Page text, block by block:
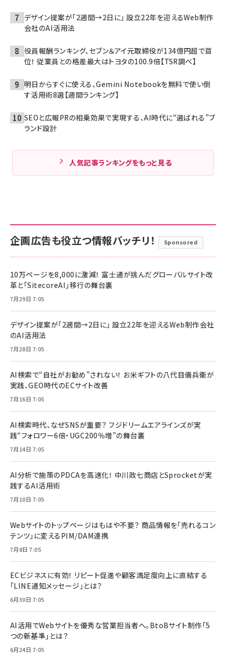
デザイン提案が「2週間→2日に」 設立22年を迎えるWeb制作
会社のAI活用法
役員報酬ランキング、セブン＆アイ元取締役が134億円超で首
位！ 従業員との格差最大はトヨタの100.9倍【TSR調べ】
明日からすぐに使える、Gemini Notebookを無料で使い倒
す活用術8選【週間ランキング】
SEOと広報PRの相乗効果で実現する、AI時代に“選ばれる”ブ
ランド設計
人気記事ランキングをもっと見る
企画広告も役立つ情報バッチリ！ Sponsored
10万ページを8,000に激減！ 富士通が挑んだグローバルサイト改
革と「SitecoreAI」移行の舞台裏
7月29日 7:05
デザイン提案が「2週間→2日に」 設立22年を迎えるWeb制作会社
のAI活用法
7月28日 7:05
AI検索で“自社がお勧め”されない！ お米ギフトの八代目儀兵衛が
実践、GEO時代のECサイト改善
7月16日 7:05
AI検索時代、なぜSNSが重要？ フジドリームエアラインズが実
践“フォロワー6倍・UGC200％増”の舞台裏
7月14日 7:05
AI分析で施策のPDCAを高速化！ 中川政七商店とSprocketが実
践するAI活用術
7月10日 7:05
Webサイトのトップページはもはや不要？ 商品情報を「売れるコン
テンツ」に変えるPIM/DAM連携
7月8日 7:05
ECビジネスに有効！ リピート促進や顧客満足度向上に直結する
「LINE通知メッセージ」とは？
6月30日 7:05
AI活用でWebサイトを優秀な営業担当者へ。BtoBサイト制作「5
つの新基準」とは？
6月24日 7:05